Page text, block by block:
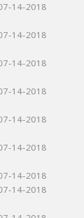
14-2018
14-2018
14-2018
14-2018
14-2018
14-2018
14-2018
14-2018